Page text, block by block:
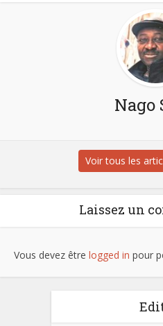
Nago
Voir tous les
Laissez un
Vous devez être logged in pour